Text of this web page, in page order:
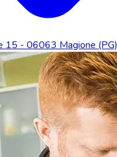
15 - 06063 Magione (PG)